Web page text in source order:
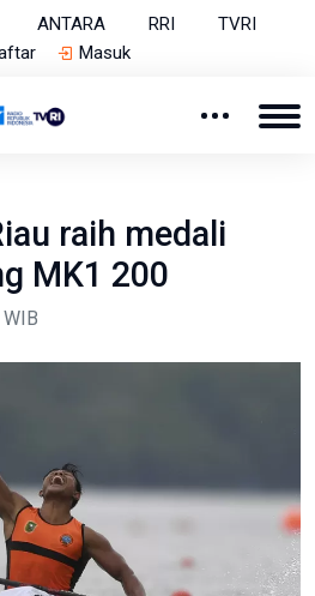
ANTARA RRI
TVRI
Masuk
raih medali
MK1 200